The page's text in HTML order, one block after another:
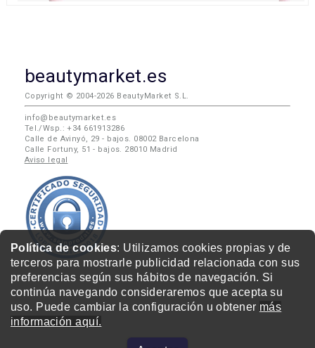
Política de cookies: Utilizamos cookies propias y de
terceros para mostrarle publicidad relacionada con sus
preferencias según sus hábitos de navegación. Si
continúa navegando consideraremos que acepta su
uso. Puede cambiar la configuración u obtener más
información aquí.
beautymarket.es
Copyright © 2004-2026 BeautyMarket S.L.
info@beautymarket.es
Tel./Wsp.: +34 661913286
Calle de Avinyó, 29 - bajos. 08002 Barcelona
Calle Fortuny, 51 - bajos. 28010 Madrid
Aviso legal